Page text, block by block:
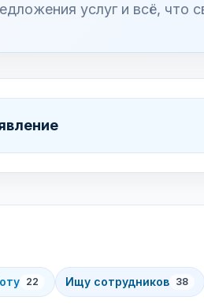
услуг и всё, что
22 Ищу сотрудников 38